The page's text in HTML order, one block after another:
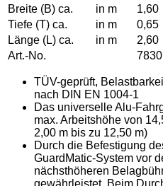
Breite (B) ca.
in m 1,60
Tiefe (T) ca.
in m 0,65
Länge (L) ca.
in m 2,60
Art.-No.
TÜV-geprüft,
nach DIN EN 1004-1
Das universelle Alu-
max. Arbeitshöhe von
2,00 m bis zu 12,50 m)
Durch die Befestigung
GuardMatic-System vor
nächsthöheren
gewährleistet. Beim